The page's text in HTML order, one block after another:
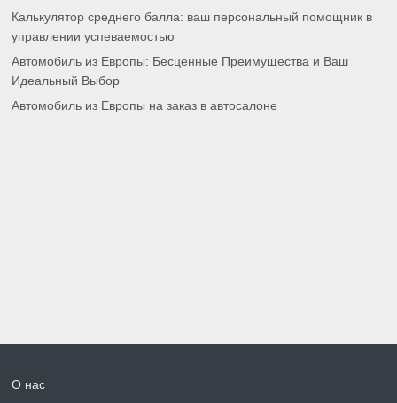
Калькулятор среднего балла: ваш персональный помощник в
управлении успеваемостью
Автомобиль из Европы: Бесценные Преимущества и Ваш
Идеальный Выбор
Автомобиль из Европы на заказ в автосалоне
О нас